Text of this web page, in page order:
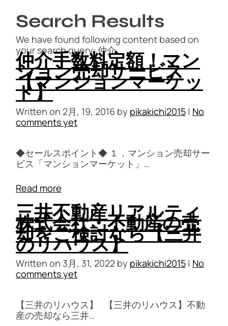
Search Results
We have found following content based on
your search query: 仲介.
仲介手数料定額！マン
ション売却サービス
【マンションマーケッ
ト】
Written on 2月, 19, 2016 by pikakichi2015 | No
comments yet
◆セールスポイント◆ １．マンション売却サー
ビス「マンションマーケット」…
Read more
三井不動産リアルティ
株式会社・不動産の売
却をご検討なら【三井
のリハウス】
Written on 3月, 31, 2022 by pikakichi2015 | No
comments yet
【三井のリハウス】 【三井のリハウス】不動
産の売却なら三井…